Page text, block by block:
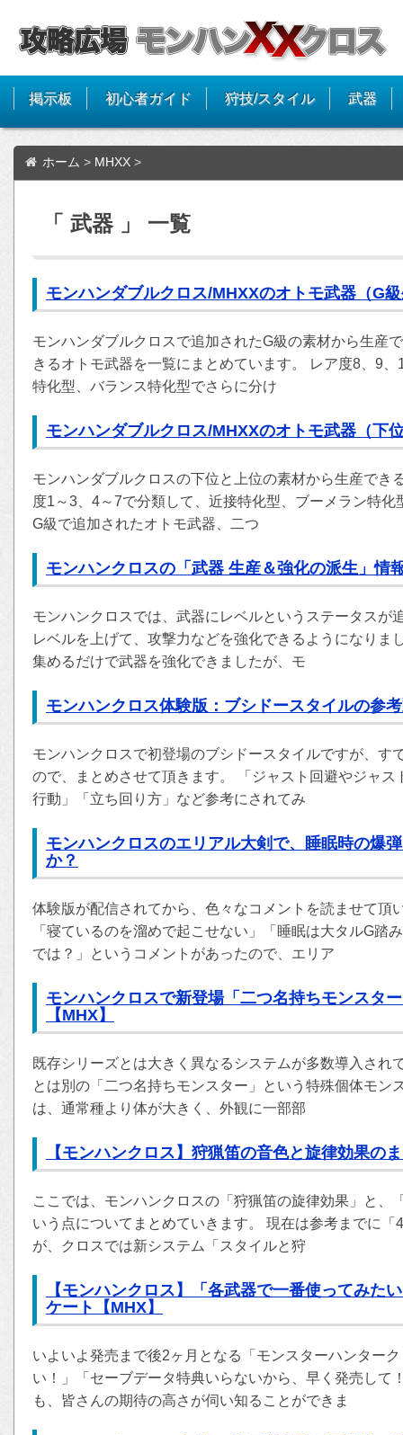
掲示板 初心者ガイド 狩技/スタイル 武器
ホーム > MHXX >
「 武器 」 一覧
モンハンダブルクロス/MHXXのオトモ武器（G
モンハンダブルクロスで追加されたG級の素材から生産
きるオトモ武器を一覧にまとめています。 レア度8、9
特化型、バランス特化型でさらに分け
モンハンダブルクロス/MHXXのオトモ武器（下
モンハンダブルクロスの下位と上位の素材から生産でき
度1～3、4～7で分類して、近接特化型、ブーメラン特
G級で追加されたオトモ武器、二つ
モンハンクロスの「武器 生産＆強化の派生」情
モンハンクロスでは、武器にレベルというステータスが
レベルを上げて、攻撃力などを強化できるようになりま
集めるだけで武器を強化できましたが、モ
モンハンクロス体験版：ブシドースタイルの参
モンハンクロスで初登場のブシドースタイルですが、す
ので、まとめさせて頂きます。 「ジャスト回避やジャ
行動」「立ち回り方」など参考にされてみ
モンハンクロスのエリアル大剣で、睡眠時の爆
か？
体験版が配信されてから、色々なコメントを読ませて頂
「寝ているのを溜めで起こせない」「睡眠は大タルG踏
では？」というコメントがあったので、エリア
モンハンクロスで新登場「二つ名持ちモンスタ
【MHX】
既存シリーズとは大きく異なるシステムが多数導入され
とは別の「二つ名持ちモンスター」という特殊個体モン
は、通常種より体が大きく、外観に一部部
【モンハンクロス】狩猟笛の音色と旋律効果の
ここでは、モンハンクロスの「狩猟笛の旋律効果」と、
いう点についてまとめていきます。 現在は参考までに
が、クロスでは新システム「スタイルと狩
【モンハンクロス】「各武器で一番使ってみた
ケート【MHX】
いよいよ発売まで後2ヶ月となる「モンスターハンター
い！」「セーブデータ特典いらないから、早く発売して
も、皆さんの期待の高さが伺い知ることができま